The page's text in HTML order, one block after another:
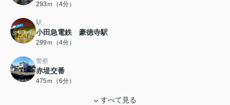
293ｍ（4分）
駅
小田急電鉄 豪徳寺駅
299ｍ（4分）
警察
赤堤交番
475ｍ（6分）
すべて見る